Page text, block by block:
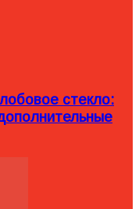
стекло: